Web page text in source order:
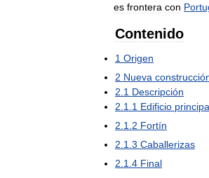
es frontera con
Contenido
1 Origen
2 Nueva
2 1 Descripción
2 1 1 Edificio
2 1 2 Fortín
2 1 3 Caballerizas
2 1 4 Final